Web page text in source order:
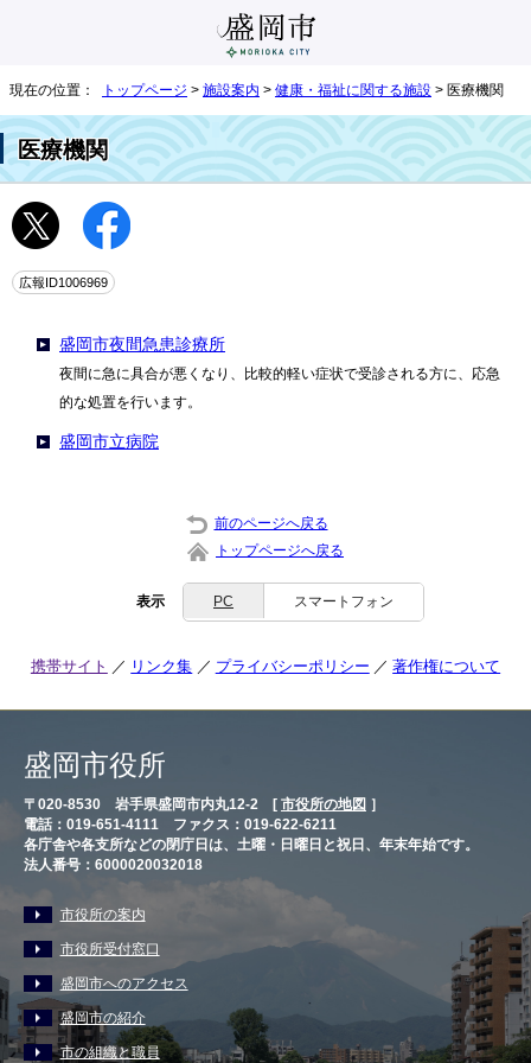
現在の位置： トップページ > 施設案内 > 健康・福祉に関する施設 > 医療機関
医療機関
広報ID1006969
盛岡市夜間急患診療所
夜間に急に具合が悪くなり、比較的軽い症状で受診される方に、応急
的な処置を行います。
盛岡市立病院
前のページへ戻る
トップページへ戻る
表示 PC スマートフォン
携帯サイト リンク集 プライバシーポリシー 著作権について
盛岡市役所
〒020-8530 岩手県盛岡市内丸12-2 [ 市役所の地図 ］
電話：019-651-4111 ファクス：019-622-6211
各庁舎や各支所などの閉庁日は、土曜・日曜日と祝日、年末年始です。
法人番号：6000020032018
市役所の案内
市役所受付窓口
盛岡市へのアクセス
盛岡市の紹介
市の組織と職員